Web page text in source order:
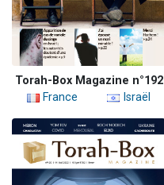
Torah-Box Magazine n°192
France
Israël